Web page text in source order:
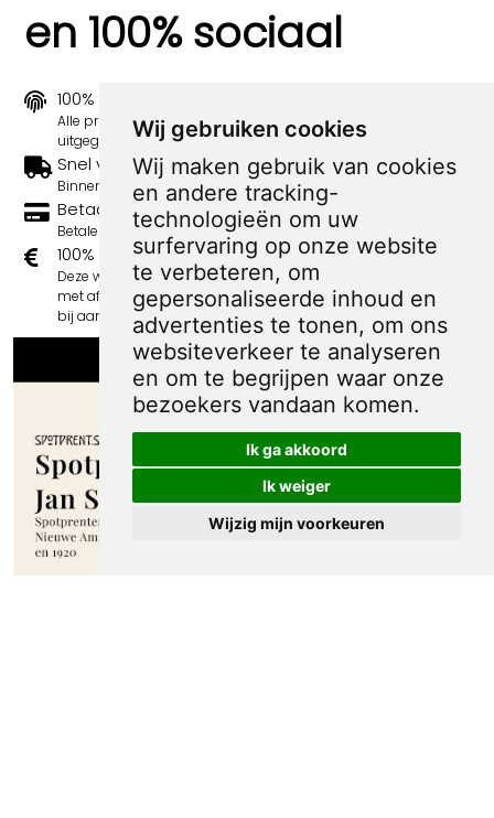
Wij gebruiken cookies
Wij maken gebruik van cookies
en andere tracking-
technologieën om uw
surfervaring op onze website
te verbeteren, om
gepersonaliseerde inhoud en
advertenties te tonen, om ons
websiteverkeer te analyseren
en om te begrijpen waar onze
bezoekers vandaan komen.
Ik ga akkoord
Ik weiger
Wijzig mijn voorkeuren
en 100% sociaal
100% origineel
Alle prints zijn 100% origineel in de jaren 1910-1920
uitgegeven.
Snel verzonden
Binnen 3 werkdagen wordt je print verstuurd.
Betaal veilig en eenvoudig
Betalen kan met iDeal, Credit Card en Paypal.
100% sociaal
Deze webshop wordt volledig gerund door jongens
met afstand tot de arbeidsmarkt. Je bestelling draagt
bij aan hun welzijn en toekomstplannen!